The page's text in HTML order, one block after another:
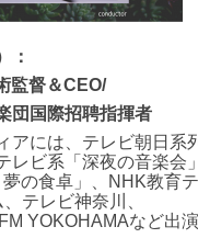
：
監督＆CEO/
団国際招聘指揮者
アには、テレビ朝日系
レビ系「深夜の音楽会
夢の食卓」、NHK教育テ
テレビ神奈川、
YOKOHAMAなど出演